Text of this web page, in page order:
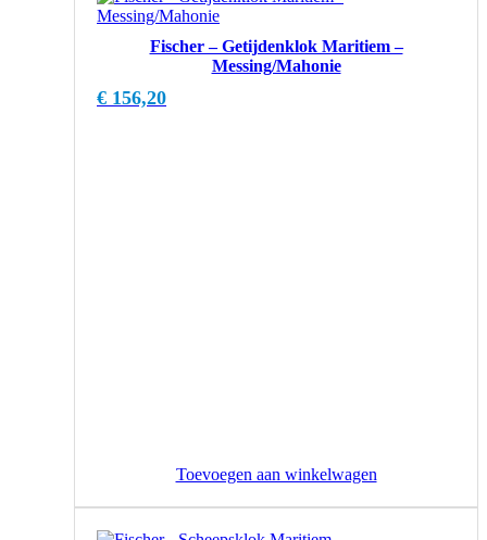
Fischer – Getijdenklok Maritiem –
Messing/Mahonie
€ 156,20
Toevoegen aan winkelwagen